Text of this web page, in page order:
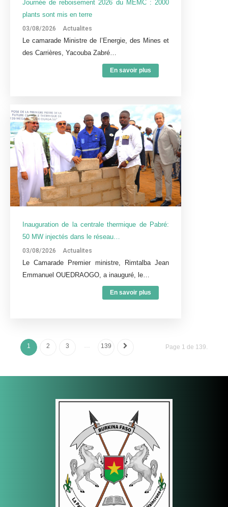
Journée de reboisement 2026 du MEMC : 2000
plants sont mis en terre
03/08/2026 Actualites
Le camarade Ministre de l’Energie, des Mines et
des Carrières, Yacouba Zabré…
En savoir plus
Inauguration de la centrale thermique de Pabré:
50 MW injectés dans le réseau…
03/08/2026 Actualites
Le Camarade Premier ministre, Rimtalba Jean
Emmanuel OUEDRAOGO, a inauguré, le…
En savoir plus
Page 1 de 139.
1 2 3 … 139